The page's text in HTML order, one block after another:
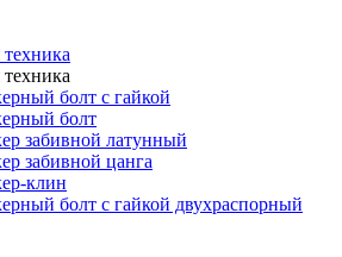
болт с гайкой
болт
забивной латунный
забивной цанга
клин
болт с гайкой двухраспорный